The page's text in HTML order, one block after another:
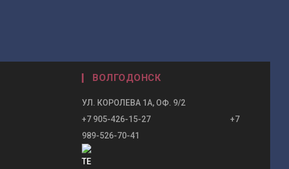
ВОЛГОДОНСК
УЛ. КОРОЛЕВА 1А, ОФ. 9/2
+7 905-426-15-27 +7
989-526-70-41